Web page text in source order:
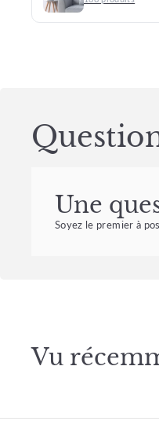
Une
Soyez le premier à
Vu